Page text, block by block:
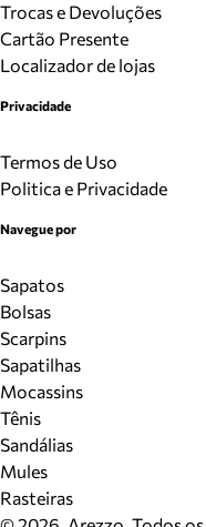
Trocas e Devoluções
Cartão Presente
Localizador de lojas
Privacidade
Termos de Uso
Politica e Privacidade
Navegue por
Sapatos
Bolsas
Scarpins
Sapatilhas
Mocassins
Tênis
Sandálias
Mules
Rasteiras